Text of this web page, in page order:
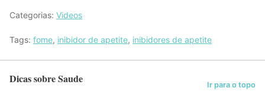
Categorias: Videos
Tags: fome, inibidor de apetite, inibidores de apetite
Dicas sobre Saude Ir para o topo